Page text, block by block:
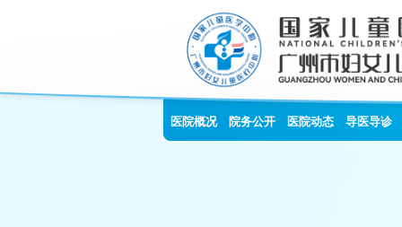
医院概况 院务公开 医院动态 导医导诊